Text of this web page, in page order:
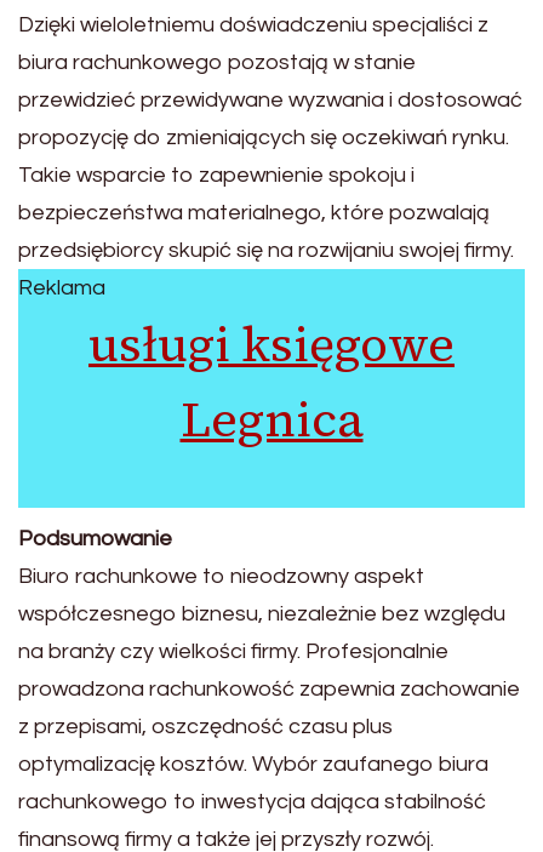
Dzięki wieloletniemu doświadczeniu specjaliści z
biura rachunkowego pozostają w stanie
przewidzieć przewidywane wyzwania i dostosować
propozycję do zmieniających się oczekiwań rynku.
Takie wsparcie to zapewnienie spokoju i
bezpieczeństwa materialnego, które pozwalają
przedsiębiorcy skupić się na rozwijaniu swojej firmy.
Reklama
usługi księgowe
Legnica
Podsumowanie
Biuro rachunkowe to nieodzowny aspekt
współczesnego biznesu, niezależnie bez względu
na branży czy wielkości firmy. Profesjonalnie
prowadzona rachunkowość zapewnia zachowanie
z przepisami, oszczędność czasu plus
optymalizację kosztów. Wybór zaufanego biura
rachunkowego to inwestycja dająca stabilność
finansową firmy a także jej przyszły rozwój.